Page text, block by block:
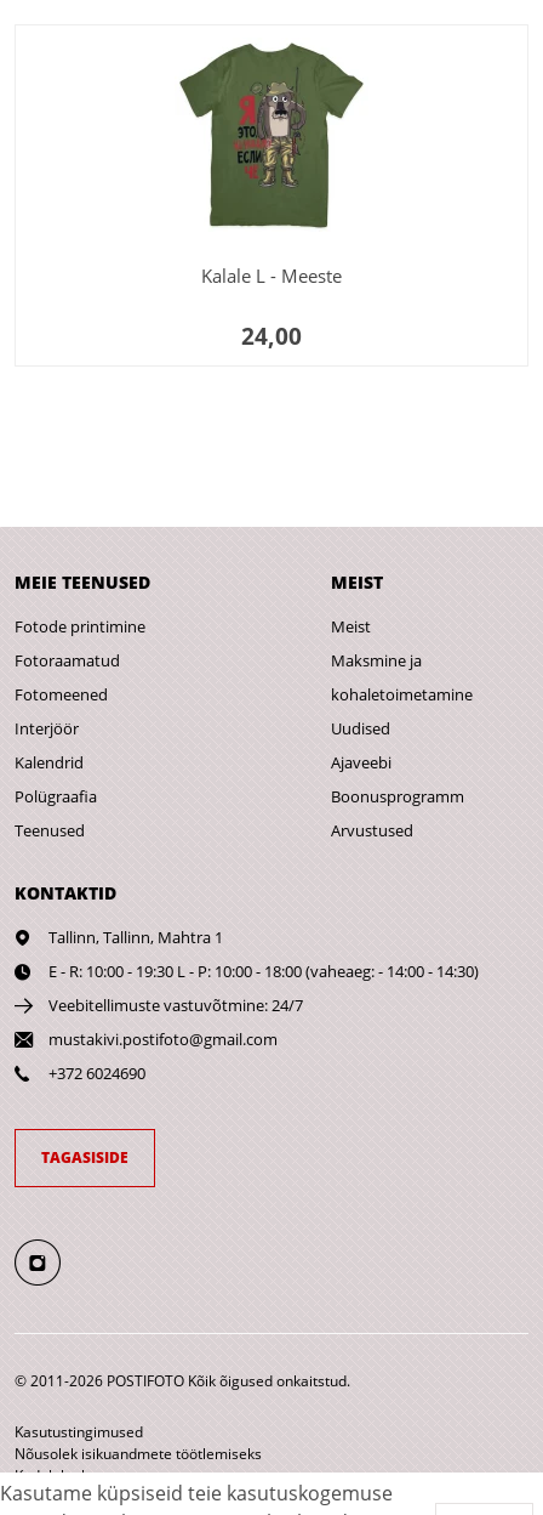
Kalale L - Meeste
24,00
Kasutame küpsiseid teie kasutuskogemuse
MEIE TEENUSED
Fotode printimine
Fotoraamatud
Fotomeened
Interjöör
Kalendrid
Polügraafia
Teenused
MEIST
Meist
Maksmine ja
kohaletoimetamine
Uudised
Ajaveebi
Boonusprogramm
Arvustused
KONTAKTID
Tallinn,Tallinn, Mahtra 1
E - R: 10:00 - 19:30 L - P: 10:00 - 18:00 (vaheaeg: - 14:00 - 14:30)
Veebitellimuste vastuvõtmine: 24/7
mustakivi.postifoto@gmail.com
+372 6024690
TAGASISIDE
© 2011-2026 POSTIFOTO Kõik õigused onkaitstud.
Kasutustingimused
Nõusolek isikuandmete töötlemiseks
Kodulehe kaart